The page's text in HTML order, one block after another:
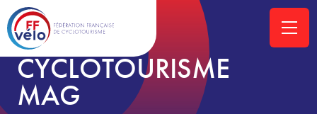
ACCUEIL» CYCLOTOURISME-MAG
CYCLOTOURISME
MAG